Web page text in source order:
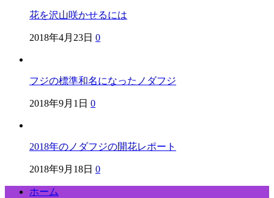
花を沢山咲かせるには
2018年4月23日 0
フジの標準和名になったノダフジ
2018年9月1日 0
2018年のノダフジの開花レポート
2018年9月18日 0
ホーム